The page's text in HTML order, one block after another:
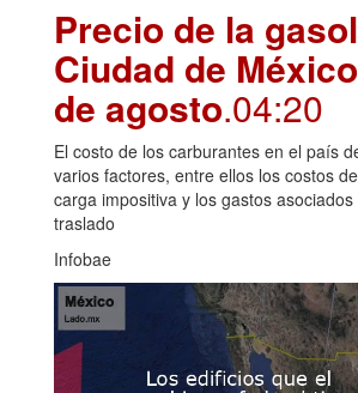
Precio de la
Ciudad de
de agosto.04:20
El costo de los carburantes en el país
varios factores, entre ellos los costos
carga impositiva y los gastos
traslado
Infobae